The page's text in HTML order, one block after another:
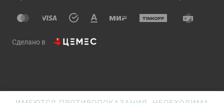
Сделано в